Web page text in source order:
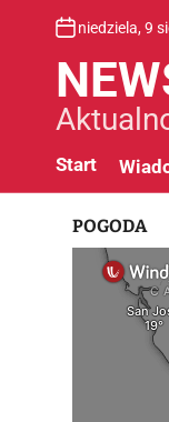
niedziela, 9
Start
POGODA